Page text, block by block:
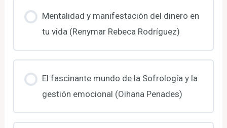
Mentalidad y manifestación del dinero en
tu vida (Renymar Rebeca Rodríguez)
El fascinante mundo de la Sofrología y la
gestión emocional (Oihana Penades)